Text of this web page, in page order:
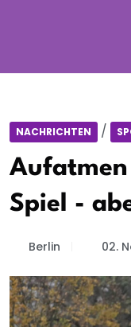
NACHRICHTEN /
Aufatmen
Spiel -
Berlin 02.